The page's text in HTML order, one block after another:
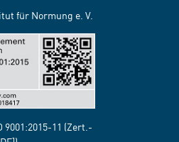
für Normung e. V.
11 (Zert.-